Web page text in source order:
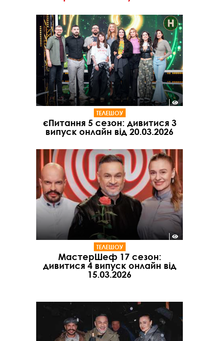
ТЕЛЕШОУ
єПитання 5 сезон: дивитися 3
випуск онлайн від 20.03.2026
ТЕЛЕШОУ
МастерШеф 17 сезон:
дивитися 4 випуск онлайн від
15.03.2026